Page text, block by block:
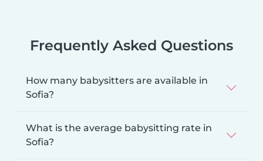
Frequently Asked Questions
How many babysitters are available in
Sofia?
What is the average babysitting rate in
Sofia?